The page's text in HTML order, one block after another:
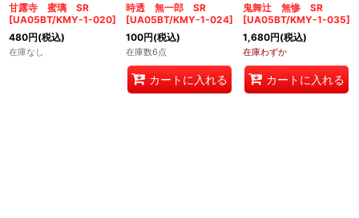
甘露寺 蜜璃 SR
[UA05BT/KMY-1-020]
480円(税込)
在庫なし
時透 無一郎 SR
[UA05BT/KMY-1-024]
100円(税込)
在庫数6点
カートに入れる
鬼舞辻 無惨 SR
[UA05BT/KMY-1-035]
1,680円(税込)
在庫わずか
カートに入れる